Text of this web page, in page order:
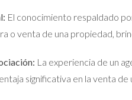
El conocimiento respaldado
o venta de una propiedad,
La experiencia de un
significativa en la venta de